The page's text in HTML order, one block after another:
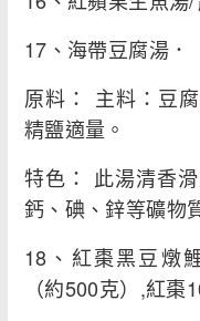
17、海帶豆腐湯．
原料： 主料：豆
精鹽適量。
特色： 此湯清香
鈣、碘、鋅等礦物
18、紅棗黑豆燉
（約500克）,紅棗